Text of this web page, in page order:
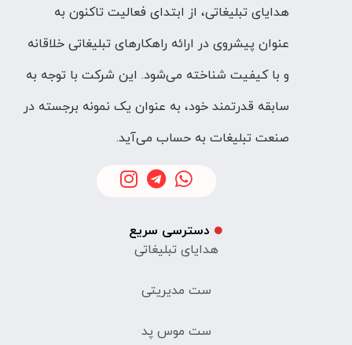
هدایای تبلیغاتی، از ابتدای فعالیت تاکنون به
عنوان پیشروی در ارائه راهکارهای تبلیغاتی خلاقانه
و با کیفیت شناخته می‌شود. این شرکت با توجه به
سابقه قدرتمند خود، به عنوان یک نمونه برجسته در
صنعت تبلیغات به حساب می‌آید.
دسترسی سریع
هدایای تبلیغاتی
ست مدیریتی
ست موس پد